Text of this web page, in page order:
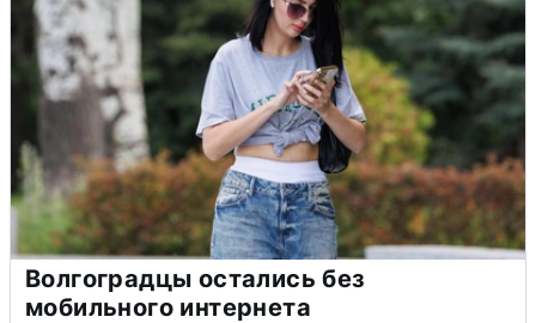
Волгоградцы остались без
мобильного интернета